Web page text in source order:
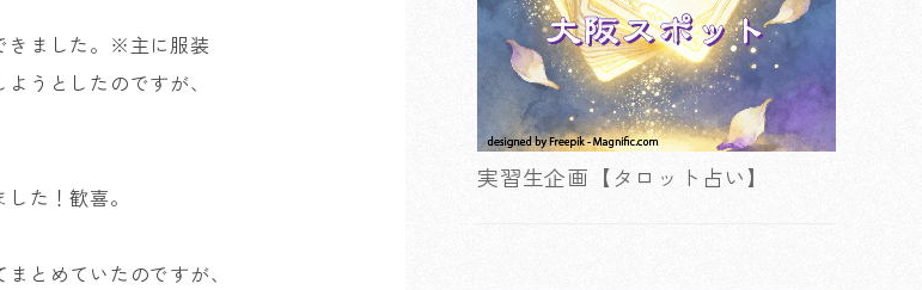
きました。※主に服装
うとしたのですが、
た！歓喜。
とめていたのですが、
実習生企画【タロット占い】